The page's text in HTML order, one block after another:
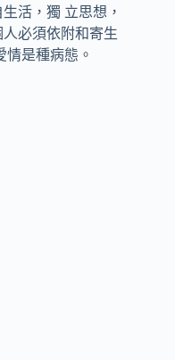
活，獨 立思想，
必須依附和寄生
是種病態。